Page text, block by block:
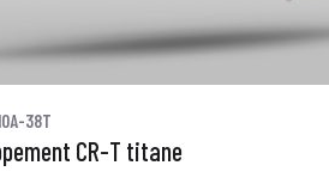
38T
CR-T titane